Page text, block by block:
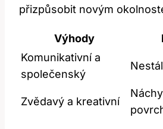
přizpůsobit novým
Výhody
Komunikativní a
společenský
Zvědavý a kreativní